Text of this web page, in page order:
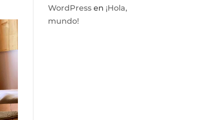
WordPressen ¡Hola,
mundo!